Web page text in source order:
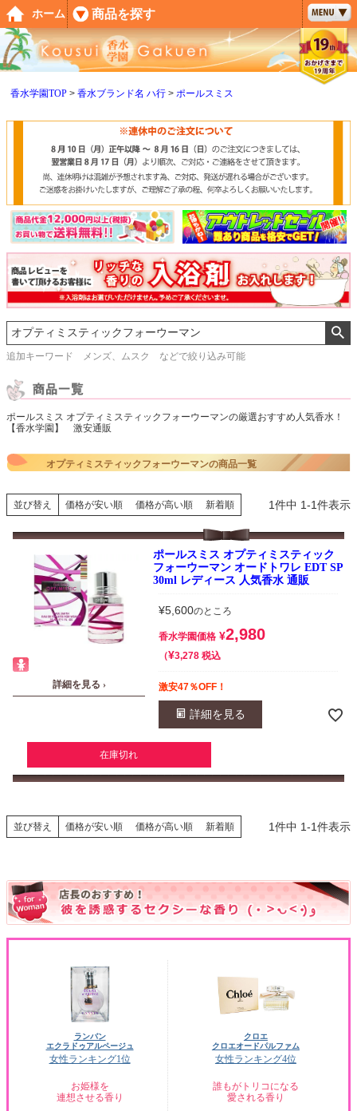
香水学園TOP 香水ブランド名 ハ行 ポールスミス
追加キーワード メンズ、ムスク などで絞り込み可能
ポールスミス オプティミスティックフォーウーマンの厳選おすすめ人気香水！
【香水学園】 激安通販
オプティミスティックフォーウーマンの商品一覧
並び替え 価格が安い順 価格が高い順 新着順 1件中 1-1件表示
詳細を見る ›
ポールスミス オプティミスティック
フォーウーマン オードトワレ EDT SP
30ml レディース 人気香水 通販
¥5,600のところ
香水学園価格 ¥2,980
¥3,278 税込
激安47％OFF！
詳細を見る
在庫切れ
並び替え 価格が安い順 価格が高い順 新着順 1件中 1-1件表示
ランバン
エクラドゥアルページュ
女性ランキング1位
お姫様を
連想させる香り
クロエ
クロエオードパルファム
女性ランキング4位
誰もがトリコになる
愛される香り
ペー
ジト
ップ
へ
ホーム 商品を探す